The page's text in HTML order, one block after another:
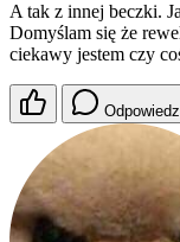
A tak z innej beczki.
Domyślam się że
ciekawy jestem czy
Odpowiedz